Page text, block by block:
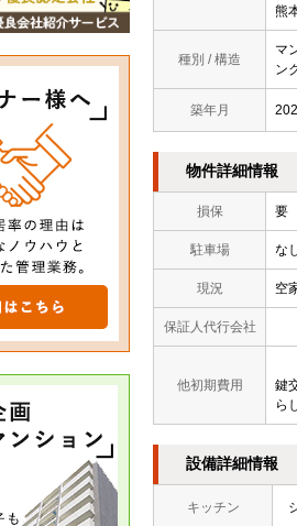
熊
種別 / 構造
マ
ン
築年月
物件詳細情報
損保 要
駐車場 な
現況 空
保証人代行会社
他初期費用
鍵
ら
設備詳細情報
キッチン